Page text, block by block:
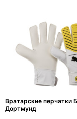
Вратарские перчатки
Дортмунд